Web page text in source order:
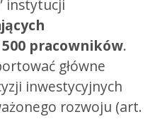
instytucji
pracowników.
główne
inwestycyjnych
rozwoju (art.